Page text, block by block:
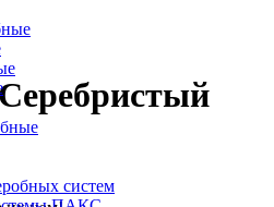
систем